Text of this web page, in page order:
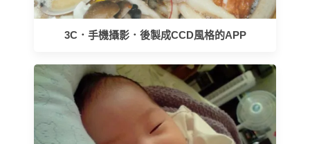
3C．手機攝影．後製成CCD風格的APP